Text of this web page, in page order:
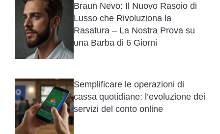
Braun Nevo: Il Nuovo Rasoio di
Lusso che Rivoluziona la
Rasatura – La Nostra Prova su
una Barba di 6 Giorni
Semplificare le operazioni di
cassa quotidiane: l’evoluzione dei
servizi del conto online